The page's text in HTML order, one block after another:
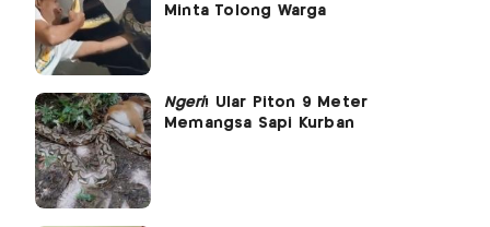
Minta Tolong Warga
Ngeri! Ular Piton 9 Meter
Memangsa Sapi Kurban